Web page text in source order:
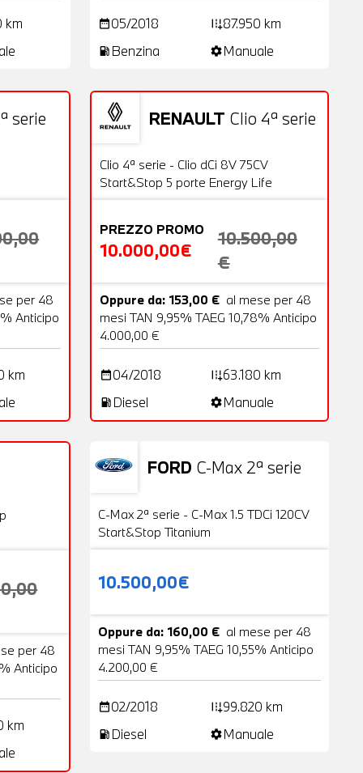
km date_range05/2018 add_road87.950 km
local_gas_station Benzina settingsManuale
serie
18 Foto
per 48
Anticipo
km
RENAULT Clio 4ª serie
OFFERTA
Usato 20 Foto
Clio 4ª serie - Clio dCi 8V 75CV
Start&Stop 5 porte Energy Life
PREZZO PROMO
10.000,00€
10.500,00
€
Oppure da: 153,00 € al mese per 48
mesi TAN 9,95% TAEG 10,78% Anticipo
4.000,00 €
date_range04/2018 add_road63.180 km
local_gas_station Diesel settingsManuale
per 48
Anticipo
km
FORD C-Max 2ª serie
VENDUTA
Usato
C-Max 2ª serie - C-Max 1.5 TDCi 120CV
Start&Stop Titanium
10.500,00€
Oppure da: 160,00 € al mese per 48
mesi TAN 9,95% TAEG 10,55% Anticipo
4.200,00 €
date_range02/2018 add_road99.820 km
local_gas_station Diesel settingsManuale